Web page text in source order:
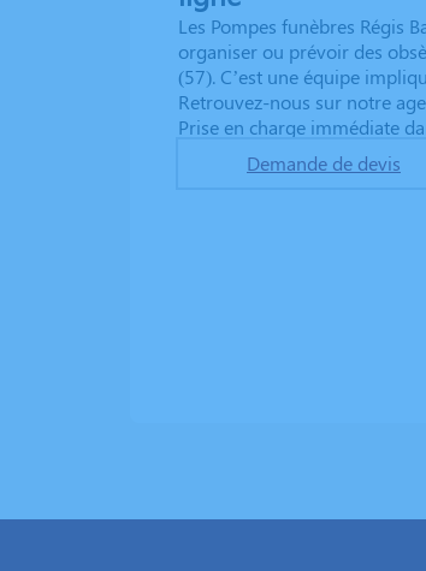
Les Pompes funèbres Régis
organiser ou prévoir des
(57). C’est une équipe
Retrouvez-nous sur notre
Prise en charge immédiate
Demande de devis